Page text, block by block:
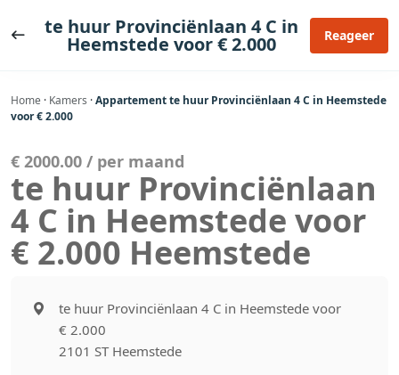
naar
te huur Provinciënlaan 4 C in
Heemstede voor € 2.000 Reageer
Home · Kamers ·Appartement te huur Provinciënlaan 4 C in Heemstede
voor € 2.000
€ 2000.00 / per maand
te huur Provinciënlaan
4 C in Heemstede voor
€ 2.000 Heemstede
te huur Provinciënlaan 4 C in Heemstede voor
€ 2.000
2101 ST Heemstede